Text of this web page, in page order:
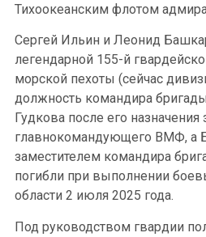
Тихоокеанским флотом
Сергей Ильин и Леонид
легендарной 155-й
морской пехоты (сейчас
должность командира
Гудкова после его назначения
главнокомандующего ВМФ, а
заместителем командира
погибли при выполнении
области 2 июля 2025 года.
Под руководством гвардии